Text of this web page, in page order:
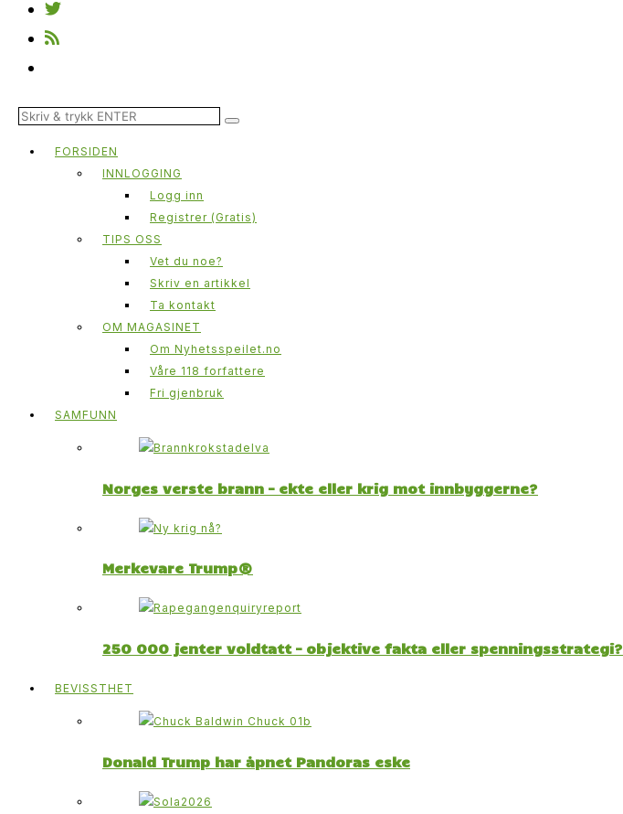
FORSIDEN
INNLOGGING
Logg inn
Registrer (Gratis)
TIPS OSS
Vet du noe?
Skriv en artikkel
Ta kontakt
OM MAGASINET
Om Nyhetsspeilet.no
Våre 118 forfattere
Fri gjenbruk
SAMFUNN
Norges verste brann – ekte eller krig mot innbyggerne?
Merkevare Trump®
250 000 jenter voldtatt – objektive fakta eller spenningsstrategi?
BEVISSTHET
Donald Trump har åpnet Pandoras eske